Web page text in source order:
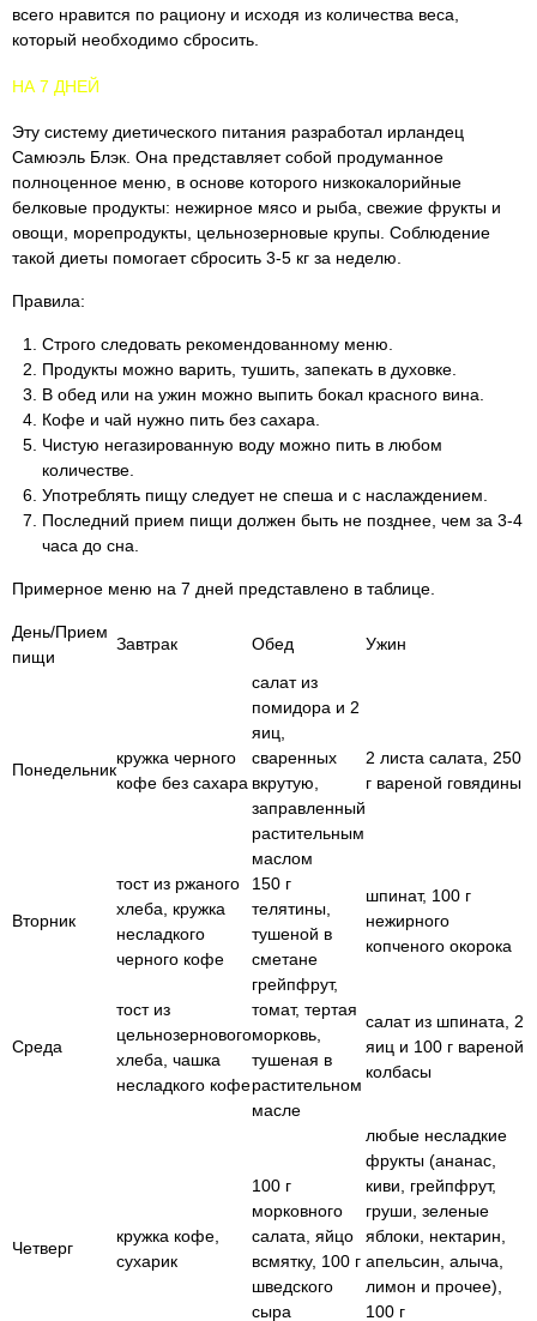
всего нравится по рациону и исходя из количества веса,
который необходимо сбросить.
НА 7 ДНЕЙ
Эту систему диетического питания разработал ирландец
Самюэль Блэк. Она представляет собой продуманное
полноценное меню, в основе которого низкокалорийные
белковые продукты: нежирное мясо и рыба, свежие фрукты и
овощи, морепродукты, цельнозерновые крупы. Соблюдение
такой диеты помогает сбросить 3-5 кг за неделю.
Правила:
Строго следовать рекомендованному меню.
Продукты можно варить, тушить, запекать в духовке.
В обед или на ужин можно выпить бокал красного вина.
Кофе и чай нужно пить без сахара.
Чистую негазированную воду можно пить в любом
количестве.
Употреблять пищу следует не спеша и с наслаждением.
Последний прием пищи должен быть не позднее, чем за 3-4
часа до сна.
Примерное меню на 7 дней представлено в таблице.
День/Прием
пищи
Завтрак Обед Ужин
Понедельник
кружка черного
кофе без сахара
салат из
помидора и 2
яиц,
сваренных
вкрутую,
заправленный
растительным
маслом
2 листа салата, 250
г вареной говядины
Вторник
тост из ржаного
хлеба, кружка
несладкого
черного кофе
150 г
телятины,
тушеной в
сметане
шпинат, 100 г
нежирного
копченого окорока
Среда
тост из
цельнозернового
хлеба, чашка
несладкого кофе
грейпфрут,
томат, тертая
морковь,
тушеная в
растительном
масле
салат из шпината, 2
яиц и 100 г вареной
колбасы
Четверг
кружка кофе,
сухарик
100 г
морковного
салата, яйцо
всмятку, 100 г
шведского
сыра
любые несладкие
фрукты (ананас,
киви, грейпфрут,
груши, зеленые
яблоки, нектарин,
апельсин, алыча,
лимон и прочее),
100 г